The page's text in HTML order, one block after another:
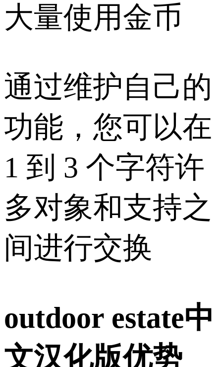
大量使用金币
通过维护自己的
功能，您可以在
1 到 3 个字符许
多对象和支持之
间进行交换
outdoor estate中
文汉化版优势